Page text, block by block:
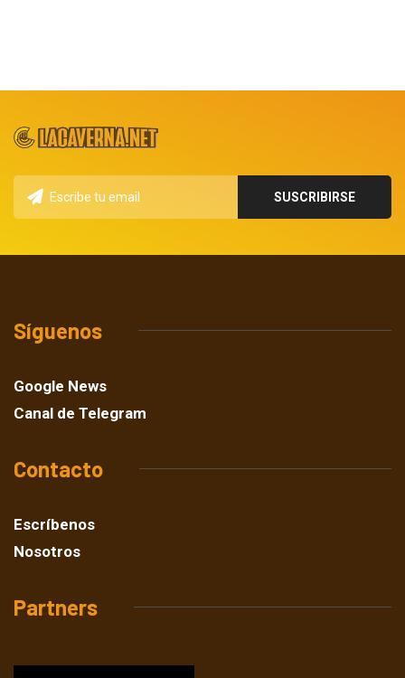
Síguenos
Google News
Canal de Telegram
Contacto
Escríbenos
Nosotros
Partners